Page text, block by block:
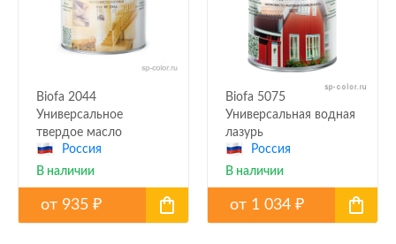
Biofa 2044
Универсальное
твердое масло
Россия
В наличии
от 935 ₽
Biofa 5075
Универсальная водная
лазурь
Россия
В наличии
от 1 034₽